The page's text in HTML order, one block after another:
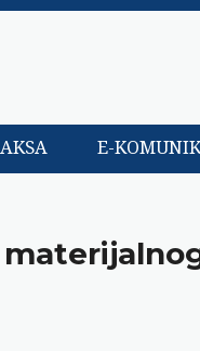
E-